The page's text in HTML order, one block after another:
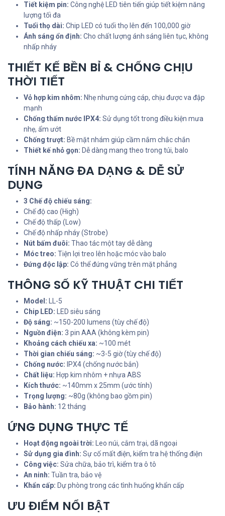
Tiết kiệm pin: Công nghệ LED tiên tiến giúp tiết kiệm năng
lượng tối đa
Tuổi thọ dài: Chip LED có tuổi thọ lên đến 100,000 giờ
Ánh sáng ổn định: Cho chất lượng ánh sáng liên tục, không
nhấp nháy
THIẾT KẾ BỀN BỈ & CHỐNG CHỊU
THỜI TIẾT
Vỏ hợp kim nhôm: Nhẹ nhưng cứng cáp, chịu được va đập
mạnh
Chống thấm nước IPX4: Sử dụng tốt trong điều kiện mưa
nhẹ, ẩm ướt
Chống trượt: Bề mặt nhám giúp cầm nắm chắc chắn
Thiết kế nhỏ gọn: Dễ dàng mang theo trong túi, balo
TÍNH NĂNG ĐA DẠNG & DỄ SỬ
DỤNG
3 Chế độ chiếu sáng:
Chế độ cao (High)
Chế độ thấp (Low)
Chế độ nhấp nháy (Strobe)
Nút bấm đuôi: Thao tác một tay dễ dàng
Móc treo: Tiện lợi treo lên hoặc móc vào balo
Đứng độc lập: Có thể đứng vững trên mặt phẳng
THÔNG SỐ KỸ THUẬT CHI TIẾT
Model: LL-5
Chip LED: LED siêu sáng
Độ sáng: ~150-200 lumens (tùy chế độ)
Nguồn điện: 3 pin AAA (không kèm pin)
Khoảng cách chiếu xa: ~100 mét
Thời gian chiếu sáng: ~3-5 giờ (tùy chế độ)
Chống nước: IPX4 (chống nước bắn)
Chất liệu: Hợp kim nhôm + nhựa ABS
Kích thước: ~140mm x 25mm (ước tính)
Trọng lượng: ~80g (không bao gồm pin)
Bảo hành: 12 tháng
ỨNG DỤNG THỰC TẾ
Hoạt động ngoài trời: Leo núi, cắm trại, dã ngoại
Sử dụng gia đình: Sự cố mất điện, kiểm tra hệ thống điện
Công việc: Sửa chữa, bảo trì, kiểm tra ô tô
An ninh: Tuần tra, bảo vệ
Khẩn cấp: Dự phòng trong các tình huống khẩn cấp
ƯU ĐIỂM NỔI BẬT